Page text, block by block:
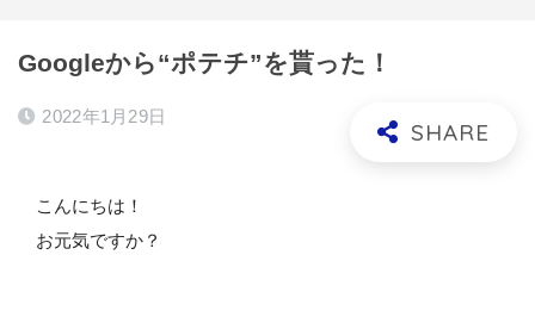
Googleから“ポテチ”を貰った！
2022年1月29日
こんにちは！
お元気ですか？